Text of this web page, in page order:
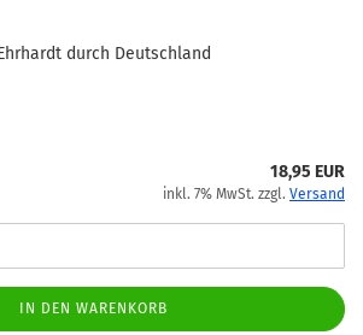
durch Deutschland
18,95 EUR
inkl. 7% MwSt. zzgl. Versand
IN DEN WARENKORB